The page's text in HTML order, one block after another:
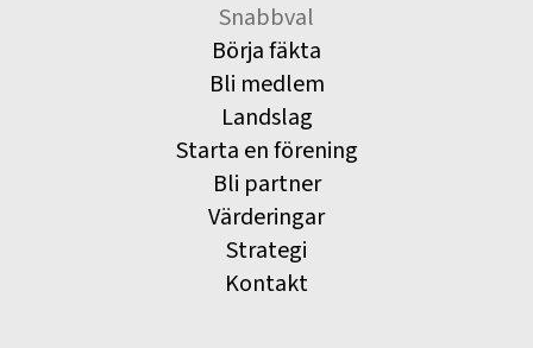
Snabbval
Börja fäkta
Bli medlem
Landslag
Starta en förening
Bli partner
Värderingar
Strategi
Kontakt